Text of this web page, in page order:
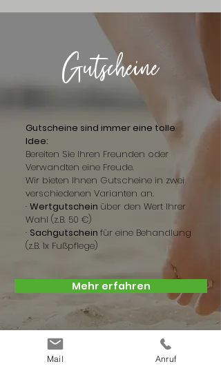
Gutscheine
Gutscheine sind immer eine tolle
Idee:
Bereiten Sie Ihren Freunden oder
Verwandten eine Freude.
Wir bieten Ihnen Gutscheine in zwei
verschiedenen Varianten an.
· Wertgutschein über den Wert Ihrer
Wahl (z.B. 50 €)
· Sachgutschein für eine Behandlung
(z.B. 1x Fußpflege)
Mehr erfahren
Mail Anruf